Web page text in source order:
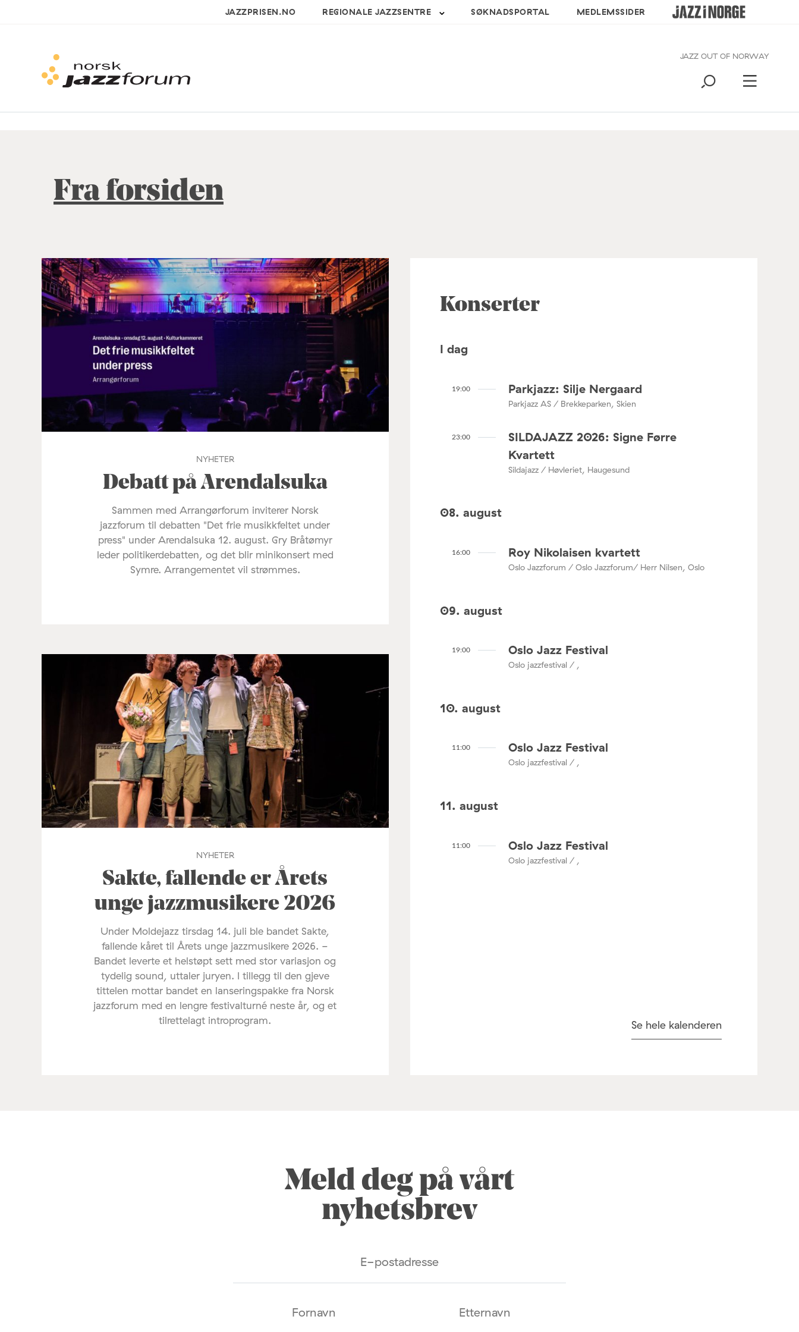
JAZZPRISEN.NO REGIONALE JAZZSENTRE SØKNADSPORTAL MEDLEMSSIDER
JAZZ OUT OF NORWAY
Fra forsiden
NYHETER
Debatt på Arendalsuka
Sammen med Arrangørforum inviterer Norsk
jazzforum til debatten "Det frie musikkfeltet under
press" under Arendalsuka 12. august. Gry Bråtømyr
leder politikerdebatten, og det blir minikonsert med
Symre. Arrangementet vil strømmes.
NYHETER
Sakte, fallende er Årets
unge jazzmusikere 2026
Under Moldejazz tirsdag 14. juli ble bandet Sakte,
fallende kåret til Årets unge jazzmusikere 2026. -
Bandet leverte et helstøpt sett med stor variasjon og
tydelig sound, uttaler juryen. I tillegg til den gjeve
tittelen mottar bandet en lanseringspakke fra Norsk
jazzforum med en lengre festivalturné neste år, og et
tilrettelagt introprogram.
Konserter
I dag
19:00 Parkjazz: Silje Nergaard
Parkjazz AS / Brekkeparken, Skien
23:00
SILDAJAZZ 2026: Signe Førre
Kvartett
Sildajazz / Høvleriet, Haugesund
08. august
16:00 Roy Nikolaisen kvartett
Oslo Jazzforum / Oslo Jazzforum/ Herr Nilsen, Oslo
09. august
19:00 Oslo Jazz Festival
Oslo jazzfestival / ,
10. august
11:00 Oslo Jazz Festival
Oslo jazzfestival / ,
11. august
11:00 Oslo Jazz Festival
Oslo jazzfestival / ,
Se hele kalenderen
Meld deg på vårt
nyhetsbrev